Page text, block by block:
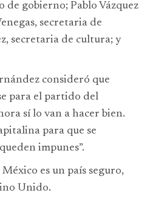
gobierno; Pablo Vázquez
secretaria de
secretaria de cultura; y
consideró que
para el partido del
sí lo van a hacer bien.
para que se
impunes”.
es un país seguro,
Unido.